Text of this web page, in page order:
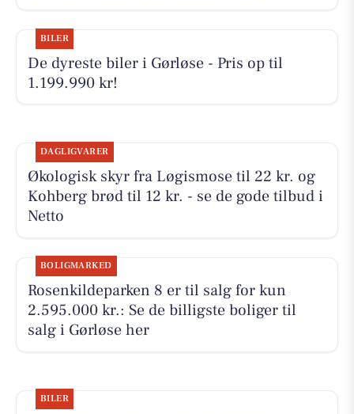
BILER
De dyreste biler i Gørløse - Pris op til
1.199.990 kr!
DAGLIGVARER
Økologisk skyr fra Løgismose til 22 kr. og
Kohberg brød til 12 kr. - se de gode tilbud i
Netto
BOLIGMARKED
Rosenkildeparken 8 er til salg for kun
2.595.000 kr.: Se de billigste boliger til
salg i Gørløse her
BILER